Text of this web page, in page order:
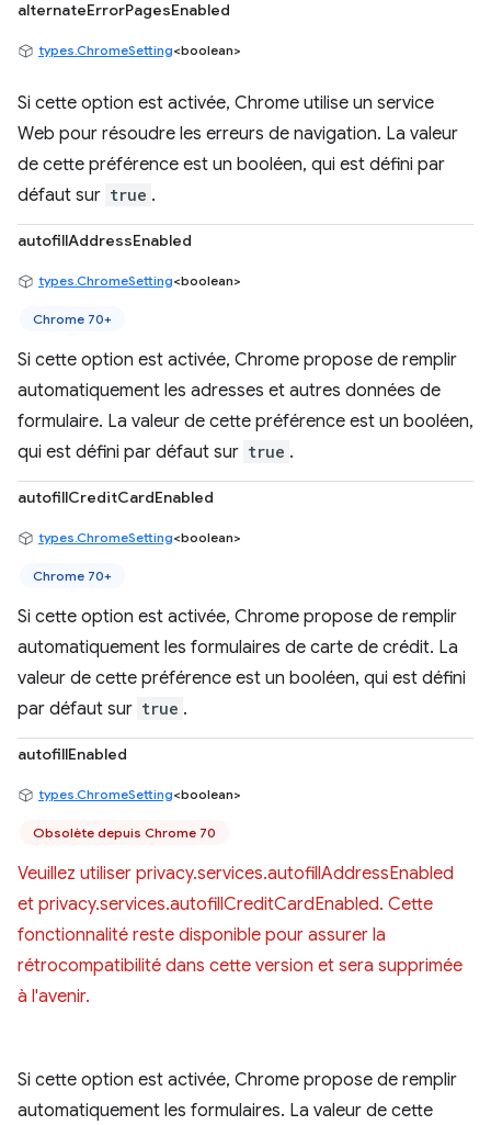
alternateErrorPagesEnabled
types.ChromeSetting<boolean>
Si cette option est activée, Chrome utilise un service
Web pour résoudre les erreurs de navigation. La valeur
de cette préférence est un booléen, qui est défini par
défaut sur true .
autofillAddressEnabled
types.ChromeSetting<boolean>
Chrome 70+
Si cette option est activée, Chrome propose de remplir
automatiquement les adresses et autres données de
formulaire. La valeur de cette préférence est un booléen,
qui est défini par défaut sur true .
autofillCreditCardEnabled
types.ChromeSetting<boolean>
Chrome 70+
Si cette option est activée, Chrome propose de remplir
automatiquement les formulaires de carte de crédit. La
valeur de cette préférence est un booléen, qui est défini
par défaut sur true .
autofillEnabled
types.ChromeSetting<boolean>
Obsolète depuis Chrome 70
Veuillez utiliser privacy.services.autofillAddressEnabled
et privacy.services.autofillCreditCardEnabled. Cette
fonctionnalité reste disponible pour assurer la
rétrocompatibilité dans cette version et sera supprimée
à l'avenir.
Si cette option est activée, Chrome propose de remplir
automatiquement les formulaires. La valeur de cette